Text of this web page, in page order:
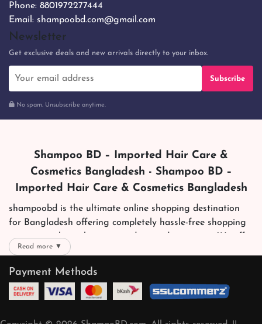
Phone: 8801972277444
Email: shampoobd.com@gmail.com
Newsletter
Get exclusive deals and new arrivals directly to your inbox.
Subscribe
No spam. Unsubscribe anytime.
Shampoo BD – Imported Hair Care &
Cosmetics Bangladesh - Shampoo BD –
Imported Hair Care & Cosmetics Bangladesh
shampoobd is the ultimate online shopping destination
for Bangladesh offering completely hassle-free shopping
experience through secure and trusted gateways. We offer
you trendy and reliable shopping with all your preferred
brands and more. Now shopping is easier, quicker and
always joyous. We help you mark the exact choice here.
We offer our customers with memorable online shopping
Read more ▼
Payment Methods